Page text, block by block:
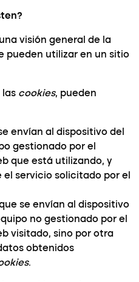
visión general de la
pueden utilizar en un sitio
las cookies, pueden
envían al dispositivo del
gestionado por el
que está utilizando, y
servicio solicitado por el
se envían al dispositivo
no gestionado por el
visitado, sino por otra
obtenidos
.